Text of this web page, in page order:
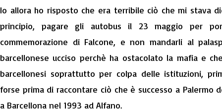
Io allora ho risposto che era terribile ciò che mi stava
principio, pagare gli autobus il 23 maggio per
commemorazione di Falcone, e non mandarli al
barcellonese ucciso perchè ha ostacolato la mafia e
barcellonesi soprattutto per colpa delle istituzioni,
forse prima di raccontare ciò che è successo a Palermo
a Barcellona nel 1993 ad Alfano.